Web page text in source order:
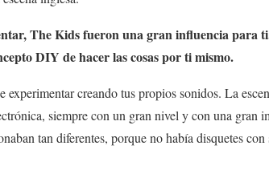
The Kidsfueron una gran influencia para
DIY de hacer las cosas por ti mismo.
creando tus propios sonidos. La
siempre con un gran nivel y con una gran
tan diferentes, porque no había disquetes